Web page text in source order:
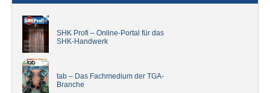
SHK Profi – Online-Portal für das
SHK-Handwerk
tab – Das Fachmedium der TGA-
Branche